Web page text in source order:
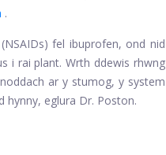
.
fel ibuprofen, ond nid
i rai plant. Wrth ddewis rhwng
ar y stumog, y system
hynny, eglura Dr. Poston.